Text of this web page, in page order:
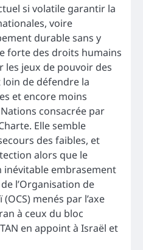
si volatile garantir la
voire
durable sans y
forte des droits humains
les jeux de pouvoir des
de défendre la
et encore moins
consacrée par
Elle semble
des faibles, et
alors que le
inévitable embrasement
l’Organisation de
menés par l’axe
à ceux du bloc
en appoint à Israël et